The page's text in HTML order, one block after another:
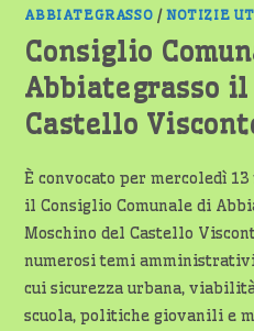
ABBIATEGRASSO /NOTIZIE
Consiglio
Abbiategrasso
Castello
È convocato per mercoledì
il Consiglio Comunale di
Moschino del Castello
numerosi temi
cui sicurezza urbana,
scuola, politiche giovanili e